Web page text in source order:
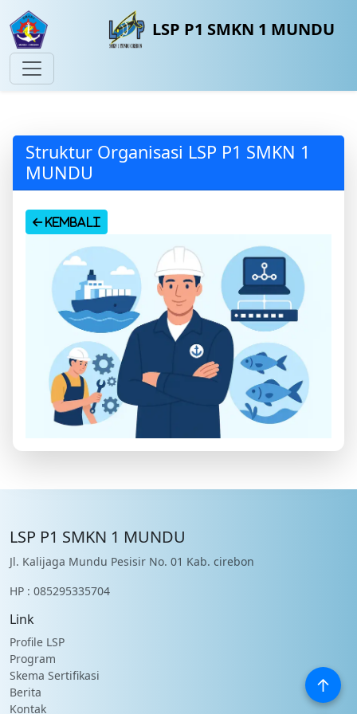
LSP P1 SMKN 1 MUNDU
Struktur Organisasi LSP P1 SMKN 1
MUNDU
Kembali
LSP P1 SMKN 1 MUNDU
Jl. Kalijaga Mundu Pesisir No. 01 Kab. cirebon
HP : 085295335704
Link
Profile LSP
Program
Skema Sertifikasi
Berita
Kontak
↑